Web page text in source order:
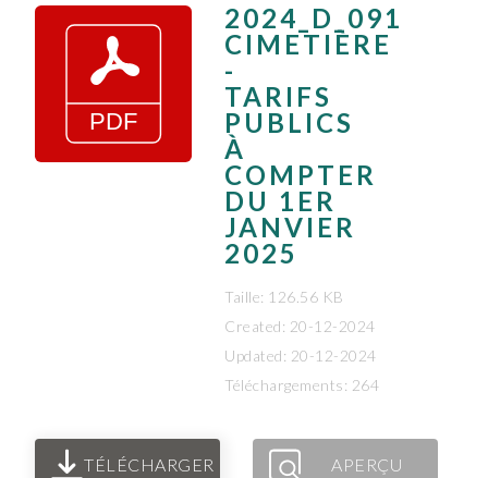
2024_D_091
CIMETIÈRE
-
TARIFS
PUBLICS
À
COMPTER
DU 1ER
JANVIER
2025
Taille: 126.56 KB
Created: 20-12-2024
Updated: 20-12-2024
Téléchargements: 264
TÉLÉCHARGER APERÇU